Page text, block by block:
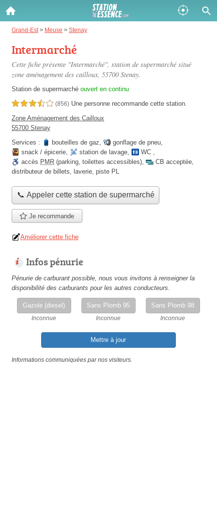
Grand-Est > Meuse > Stenay
Intermarché
Cette fiche présente "Intermarché", station de supermarché situé
zone aménagement des cailloux, 55700 Stenay.
Station de supermarché ouvert en continu
3,5 étoiles sur 5 (856) Une personne recommande cette station.
Zone Aménagement des Cailloux
55700 Stenay
Services :
bouteilles de gaz, gonflage de pneu,
snack / épicerie, station de lavage, WC ,
accès PMR (parking, toilettes accessibles), CB acceptée,
distributeur de billets, laverie, piste PL
📞 Appeler cette station de supermarché
Je recommande
Améliorer cette fiche
Infos pénurie
Pénurie de carburant possible, nous vous invitons à renseigner la
disponibilité des carburants pour les autres conducteurs.
Gazole (diesel)
Inconnue
Sans Plomb 95
Inconnue
Sans Plomb 98
Inconnue
Mettre à jour
Informations communiquées par nos visiteurs.
Gazole :
Disponible
SP 98 :
Disponible
SP 95 :
Disponible